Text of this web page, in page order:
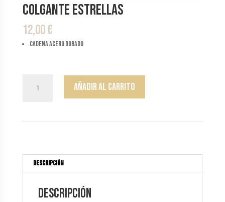
Colgante Estrellas
12,00€
Cadena acero dorado
Estrellas
Añadir al carrito
Descripción
Descripción